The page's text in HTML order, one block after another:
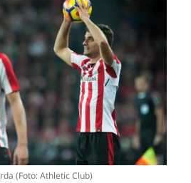
(Foto: Athletic Club)